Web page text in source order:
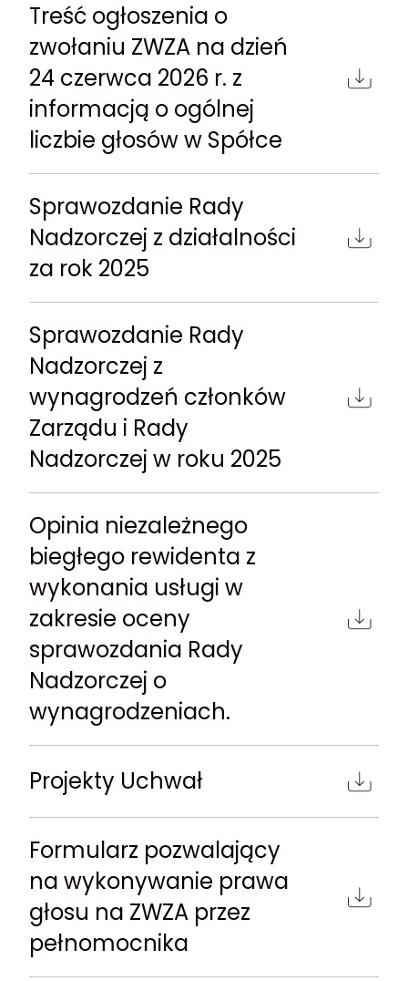
Treść ogłoszenia o
zwołaniu ZWZA na dzień
24 czerwca 2026 r. z
informacją o ogólnej
liczbie głosów w Spółce
Sprawozdanie Rady
Nadzorczej z działalności
za rok 2025
Sprawozdanie Rady
Nadzorczej z
wynagrodzeń członków
Zarządu i Rady
Nadzorczej w roku 2025
Opinia niezależnego
biegłego rewidenta z
wykonania usługi w
zakresie oceny
sprawozdania Rady
Nadzorczej o
wynagrodzeniach.
Projekty Uchwał
Formularz pozwalający
na wykonywanie prawa
głosu na ZWZA przez
pełnomocnika